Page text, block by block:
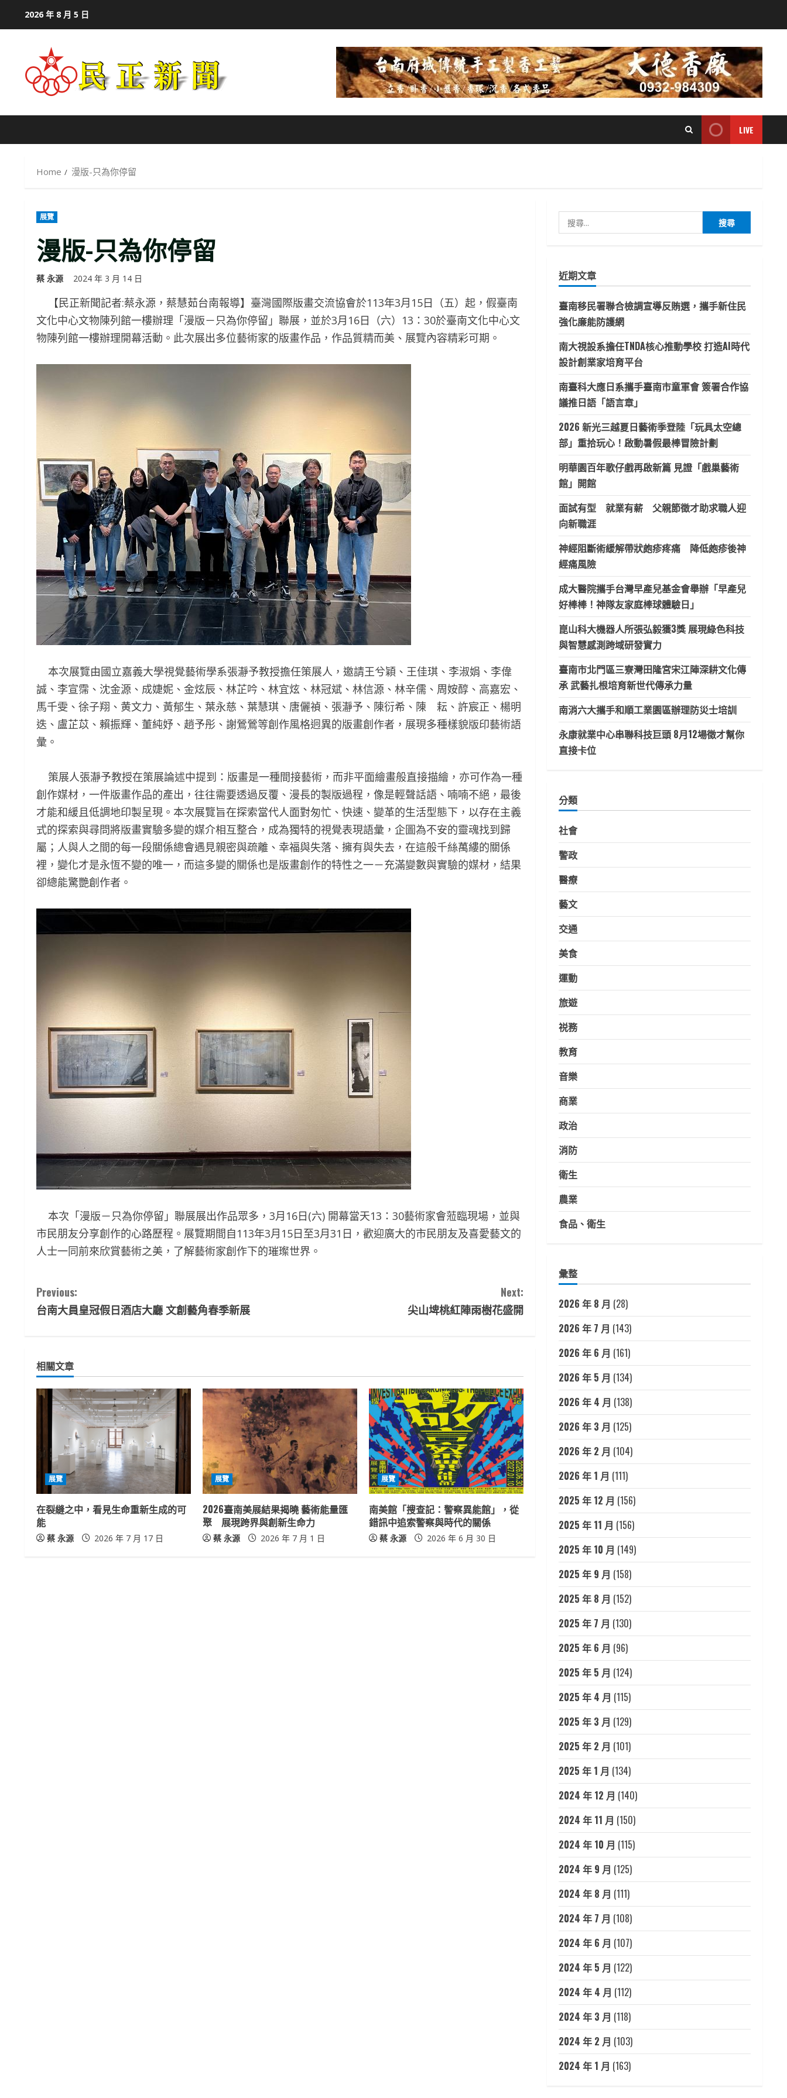
2026 年 8 月 5 日
LIVE
Home 漫版-只為你停留
展覽
漫版-只為你停留
蔡 永源 2024 年 3 月 14 日
【民正新聞記者:蔡永源，蔡慧茹台南報導】臺灣國際版畫交流協會於113年3月15日（五）起，假臺南
文化中心文物陳列館一樓辦理「漫版－只為你停留」聯展，並於3月16日（六）13：30於臺南文化中心文
物陳列館一樓辦理開幕活動。此次展出多位藝術家的版畫作品，作品質精而美、展覽內容精彩可期。
本次展覽由國立嘉義大學視覺藝術學系張瀞予教授擔任策展人，邀請王兮穎、王佳琪、李淑娟、李偉
誠、李宣霈、沈金源、成婕妮、金炫辰、林芷吟、林宜炫、林冠斌、林信源、林辛儒、周姲醇、高嘉宏、
馬千雯、徐子翔、黄文力、黃郁生、葉永慈、葉慧琪、唐儷禎、張瀞予、陳衍希、陳 耘、許宸正、楊明
迭、盧芷苡、賴振輝、董純妤、趙予彤、謝鶯鶯等創作風格迥異的版畫創作者，展現多種樣貌版印藝術語
彙。
策展人張瀞予教授在策展論述中提到：版畫是一種間接藝術，而非平面繪畫般直接描繪，亦可作為一種
創作媒材，一件版畫作品的產出，往往需要透過反覆、漫長的製版過程，像是輕聲話語、喃喃不絕，最後
才能和緩且低調地印製呈現。本次展覽旨在探索當代人面對匆忙、快速、變革的生活型態下，以存在主義
式的探索與尋問將版畫實驗多變的媒介相互整合，成為獨特的視覺表現語彙，企圖為不安的靈魂找到歸
屬；人與人之間的每一段關係總會遇見親密與疏離、幸福與失落、擁有與失去，在這般千絲萬縷的關係
裡，變化才是永恆不變的唯一，而這多變的關係也是版畫創作的特性之一－充滿變數與實驗的媒材，結果
卻總能驚艷創作者。
本次「漫版－只為你停留」聯展展出作品眾多，3月16日(六) 開幕當天13：30藝術家會蒞臨現場，並與
市民朋友分享創作的心路歷程。展覽期間自113年3月15日至3月31日，歡迎廣大的市民朋友及喜愛藝文的
人士一同前來欣賞藝術之美，了解藝術家創作下的璀璨世界。
C
o
t
i
n
u
R
e
a
Previous:
台南大員皇冠假日酒店大廳 文創藝角春季新展
Next:
尖山埤桃紅陣雨樹花盛開
相關文章
展覽
在裂縫之中，看見生命重新生成的可
能
蔡 永源 2026 年 7 月 17 日
展覽
2026臺南美展結果揭曉 藝術能量匯
聚 展現跨界與創新生命力
蔡 永源 2026 年 7 月 1 日
展覽
南美館「搜查記：警察異能館」，從
錯訊中追索警察與時代的關係
蔡 永源 2026 年 6 月 30 日
尋
字:
近期文章
臺南移民署聯合檢調宣導反賄選，攜手新住民
強化廉能防護網
南大視設系擔任TNDA核心推動學校 打造AI時代
設計創業家培育平台
南臺科大應日系攜手臺南市童軍會 簽署合作協
議推日語「語言章」
2026 新光三越夏日藝術季登陸「玩具太空總
部」重拾玩心！啟動暑假最棒冒險計劃
明華園百年歌仔戲再啟新篇 見證「戲巢藝術
館」開館
面試有型 就業有薪 父親節徵才助求職人迎
向新職涯
神經阻斷術緩解帶狀皰疹疼痛 降低皰疹後神
經痛風險
成大醫院攜手台灣早產兒基金會舉辦「早產兒
好棒棒！神隊友家庭棒球體驗日」
崑山科大機器人所張弘毅獲3獎 展現綠色科技
與智慧感測跨域研發實力
臺南市北門區三寮灣田隆宮宋江陣深耕文化傳
承 武藝扎根培育新世代傳承力量
南消六大攜手和順工業園區辦理防災士培訓
永康就業中心串聯科技巨頭 8月12場徵才幫你
直接卡位
分類
社會
警政
醫療
藝文
交通
美食
運動
旅遊
祱務
教育
音樂
商業
政治
消防
衛生
農業
食品、衛生
彙整
2026 年 8 月 (28)
2026 年 7 月 (143)
2026 年 6 月 (161)
2026 年 5 月 (134)
2026 年 4 月 (138)
2026 年 3 月 (125)
2026 年 2 月 (104)
2026 年 1 月 (111)
2025 年 12 月 (156)
2025 年 11 月 (156)
2025 年 10 月 (149)
2025 年 9 月 (158)
2025 年 8 月 (152)
2025 年 7 月 (130)
2025 年 6 月 (96)
2025 年 5 月 (124)
2025 年 4 月 (115)
2025 年 3 月 (129)
2025 年 2 月 (101)
2025 年 1 月 (134)
2024 年 12 月 (140)
2024 年 11 月 (150)
2024 年 10 月 (115)
2024 年 9 月 (125)
2024 年 8 月 (111)
2024 年 7 月 (108)
2024 年 6 月 (107)
2024 年 5 月 (122)
2024 年 4 月 (112)
2024 年 3 月 (118)
2024 年 2 月 (103)
2024 年 1 月 (163)